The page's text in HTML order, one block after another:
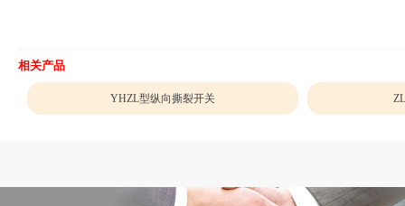
相关产品
YHZL型纵向撕裂开关